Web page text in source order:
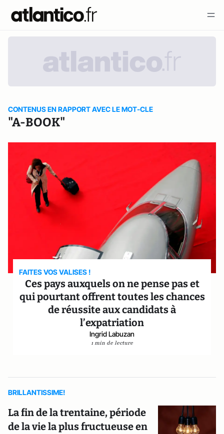
CONTENUS EN RAPPORT AVEC LE MOT-CLE
"A-BOOK"
FAITES VOS VALISES !
Ces pays auxquels on ne pense pas et
qui pourtant offrent toutes les chances
de réussite aux candidats à
l’expatriation
Ingrid Labuzan
1 min de lecture
BRILLANTISSIME!
La fin de la trentaine, période
de la vie la plus fructueuse en